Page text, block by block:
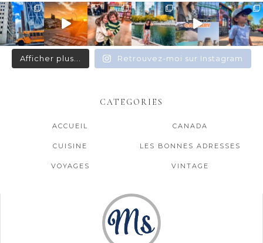
Afficher plus... Retrouvez-moi sur Instagram
CATEGORIES
ACCUEIL CANADA
CUISINE LES BONNES ADRESSES
VOYAGES VINTAGE